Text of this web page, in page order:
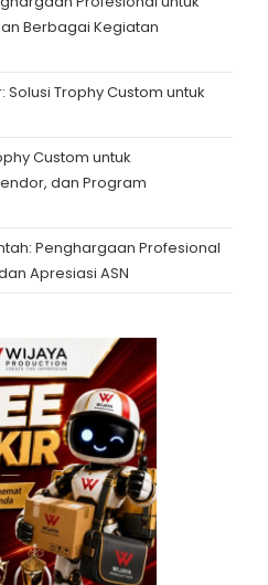
Berbagai Kegiatan
Solusi Trophy Custom untuk
Custom untuk
dan Program
Penghargaan Profesional
Apresiasi ASN